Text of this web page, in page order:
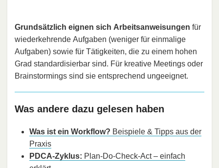
Grundsätzlich eignen sich Arbeitsanweisungen für
wiederkehrende Aufgaben (weniger für einmalige
Aufgaben) sowie für Tätigkeiten, die zu einem hohen
Grad standardisierbar sind. Für kreative Meetings oder
Brainstormings sind sie entsprechend ungeeignet.
Was andere dazu gelesen haben
Was ist ein Workflow? Beispiele & Tipps aus der
Praxis
PDCA-Zyklus: Plan-Do-Check-Act – einfach